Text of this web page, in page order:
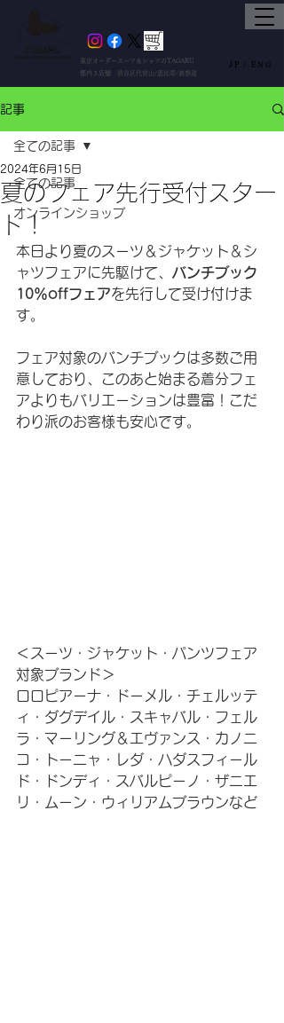
東京オーダースーツ＆シャツのTAGARU
都内３店舗 渋谷区代官山/恵比寿/表参道
ENG
JP /
記事
全ての記事
オンラインショップ
全ての記事
夏のフェア先行受付スター
ト！
2024年6月15日
本日より夏のスーツ＆ジャケット＆シ
ャツフェアに先駆けて、 バンチブック
10％offフェアを先行して受け付けま
す。
フェア対象のバンチブックは多数ご用
意しており、このあと始まる着分フェ
アよりもバリエーションは豊富！こだ
わり派のお客様も安心です。
＜スーツ・ジャケット・パンツフェア
対象ブランド＞
ロロピアーナ・ドーメル・チェルッテ
ィ・ダグデイル・スキャバル・フェル
ラ・マーリング＆エヴァンス・カノニ
コ・トーニャ・レダ・ハダスフィール
ド・ドンディ・スバルピーノ・ザニエ
リ・ムーン・ウィリアムブラウンなど